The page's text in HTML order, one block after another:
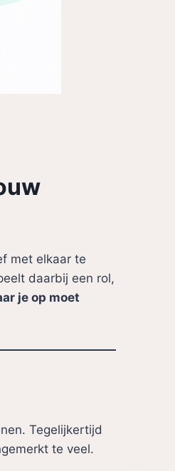
met elkaar te
daarbij een rol,
je op moet
Tegelijkertijd
te veel.